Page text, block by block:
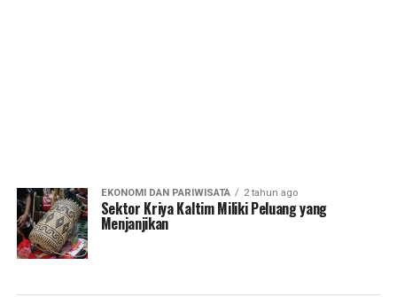
EKONOMI DAN PARIWISATA 2 tahun ago
Sektor Kriya Kaltim Miliki Peluang yang
Menjanjikan